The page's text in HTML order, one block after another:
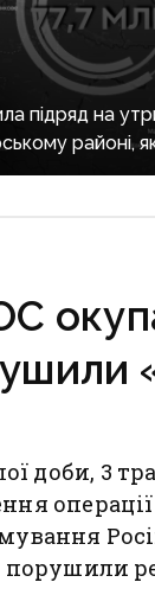
підряд на
районі,
доби, 3
порушили